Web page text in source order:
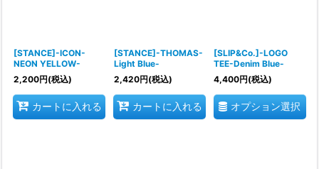
[STANCE]-ICON-
NEON YELLOW-
2,200円(税込)
カートに入れる
[STANCE]-THOMAS-
Light Blue-
2,420円(税込)
カートに入れる
[SLIP&Co.]-LOGO
TEE-Denim Blue-
4,400円(税込)
オプション選択